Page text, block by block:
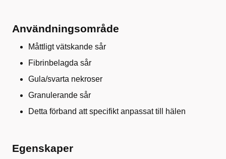
Användningsområde
Måttligt vätskande sår
Fibrinbelagda sår
Gula/svarta nekroser
Granulerande sår
Detta förband att specifikt anpassat till hälen
Egenskaper